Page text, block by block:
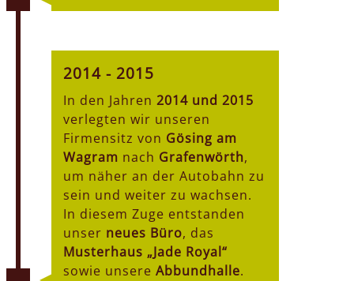
2014 - 2015
In den Jahren 2014 und 2015
verlegten wir unseren
Firmensitz von Gösing am
Wagram nach Grafenwörth,
um näher an der Autobahn zu
sein und weiter zu wachsen.
In diesem Zuge entstanden
unser neues Büro, das
Musterhaus „Jade Royal“
sowie unsere Abbundhalle.